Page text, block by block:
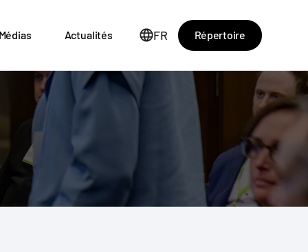
Médias Actualités FR Répertoire